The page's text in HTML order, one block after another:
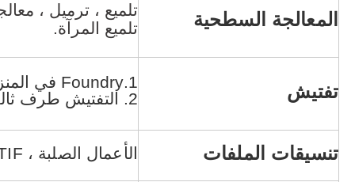
المعالجة السطحية
تلميع ، ترميل ،
تلميع المرآة.
تفتيش
1.Foundry في المنزل: 100 ٪ التفتيش على البعد الحرج ؛ 100٪ على المظهر.
2. التفتيش طرف ثالث متاح عند الطلب
تنسيقات الملفات الأعمال الصلبة ، Pro / Engineer ، AutoCAD (DXF ، DWG) ، PDF ، TIF إلخ.